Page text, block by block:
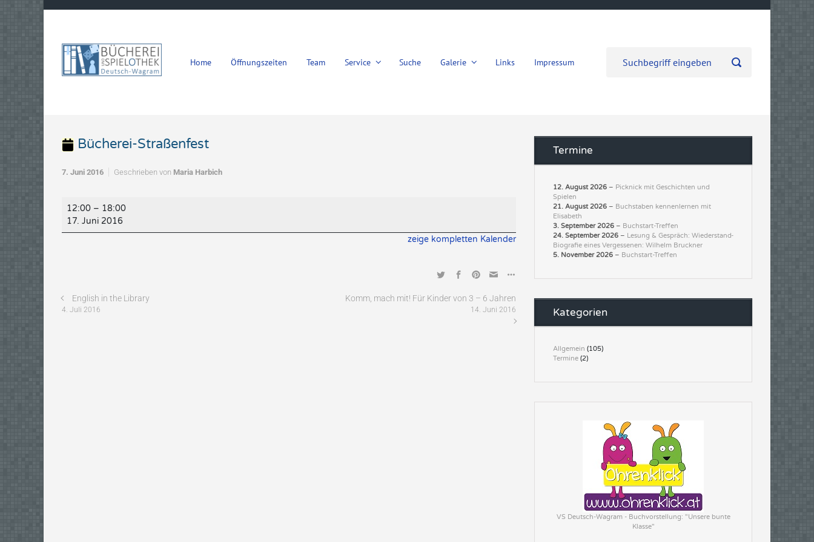
Home Öffnungszeiten Team Service Suche Galerie Links Impressum
Bücherei-Straßenfest
7. Juni 2016 Geschrieben von Maria Harbich
Bücherei-
Straßenfest
12:00 – 18:00
17. Juni 2016
zeige kompletten Kalender
English in the Library
4. Juli 2016
Komm, mach mit! Für Kinder von 3 – 6 Jahren
14. Juni 2016
Termine
12. August 2026 – Picknick mit Geschichten und
Spielen
21. August 2026 – Buchstaben kennenlernen mit
Elisabeth
3. September 2026 – Buchstart-Treffen
24. September 2026 – Lesung & Gespräch: Wiederstand-
Biografie eines Vergessenen: Wilhelm Bruckner
5. November 2026 – Buchstart-Treffen
Kategorien
Allgemein (105)
Termine (2)
VS Deutsch-Wagram - Buchvorstellung: "Unsere bunte
Klasse"